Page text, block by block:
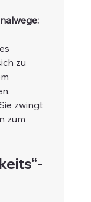
zu
zwingt
zum